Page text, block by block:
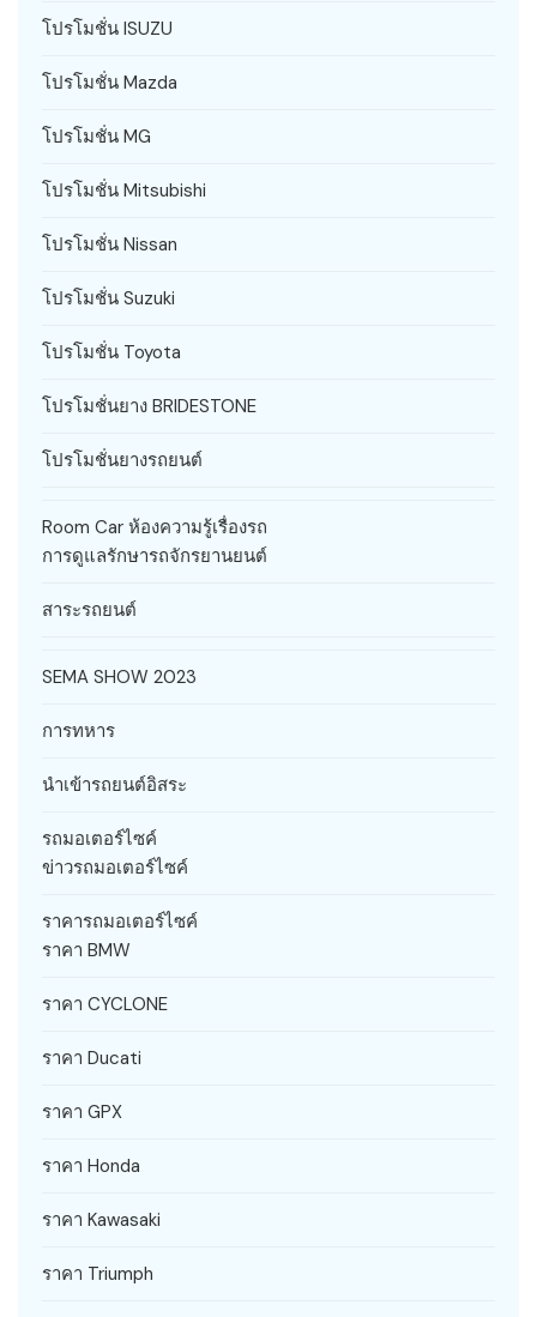
โปรโมชั่น ISUZU
โปรโมชั่น Mazda
โปรโมชั่น MG
โปรโมชั่น Mitsubishi
โปรโมชั่น Nissan
โปรโมชั่น Suzuki
โปรโมชั่น Toyota
โปรโมชั่นยาง BRIDESTONE
โปรโมชั่นยางรถยนต์
Room Car ห้องความรู้เรื่องรถ
การดูแลรักษารถจักรยานยนต์
สาระรถยนต์
SEMA SHOW 2023
การทหาร
นำเข้ารถยนต์อิสระ
รถมอเตอร์ไซค์
ข่าวรถมอเตอร์ไซค์
ราคารถมอเตอร์ไซค์
ราคา BMW
ราคา CYCLONE
ราคา Ducati
ราคา GPX
ราคา Honda
ราคา Kawasaki
ราคา Triumph